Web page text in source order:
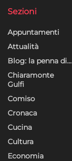
Sezioni
Appuntamenti
Attualità
Blog: la penna di…
Chiaramonte
Gulfi
Comiso
Cronaca
Cucina
Cultura
Economia